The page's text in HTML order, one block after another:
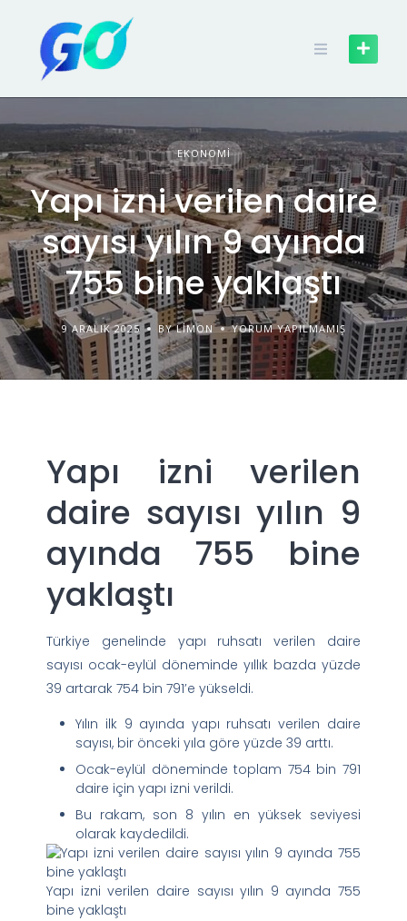
EKONOMI
Yapı izni verilen daire
sayısı yılın 9 ayında
755 bine yaklaştı
9 ARALIK 2025 BY LIMON YORUM YAPILMAMIŞ
Yapı izni verilen
daire sayısı yılın 9
ayında 755 bine
yaklaştı
Türkiye genelinde yapı ruhsatı verilen daire
sayısı ocak-eylül döneminde yıllık bazda yüzde
39 artarak 754 bin 791’e yükseldi.
Yılın ilk 9 ayında yapı ruhsatı verilen daire
sayısı, bir önceki yıla göre yüzde 39 arttı.
Ocak-eylül döneminde toplam 754 bin 791
daire için yapı izni verildi.
Bu rakam, son 8 yılın en yüksek seviyesi
olarak kaydedildi.
Yapı izni verilen daire sayısı yılın 9 ayında 755
bine yaklaştı